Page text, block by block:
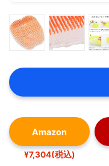
Amazon
¥7,304(税込)